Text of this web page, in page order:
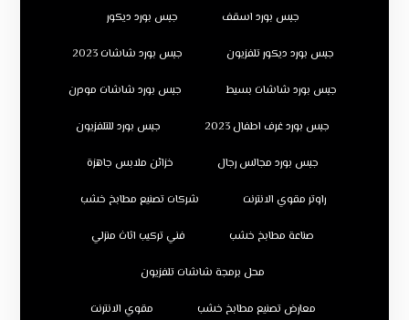
جبس بورد اسقف جبس بورد ديكور
جبس بورد ديكور تلفزيون جبس بورد شاشات 2023
جبس بورد شاشات بسيط جبس بورد شاشات مودرن
جبس بورد غرف اطفال 2023 جبس بورد للتلفزيون
جبس بورد مجالس رجال خزائن ملابس جاهزة
راوتر مقوي الانترنت شركات تصنيع مطابخ خشب
صناعة مطابخ خشب فني تركيب اثاث منزلي
محل برمجة شاشات تلفزيون
معارض تصنيع مطابخ خشب مقوي الانترنت